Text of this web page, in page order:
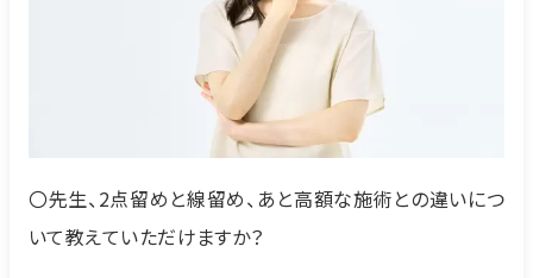
〇先生、2点留めと線留め、あと高額な施術との違いにつ
いて教えていただけますか？